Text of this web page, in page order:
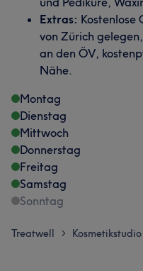
Extras: Kostenlose
von Zürich
an den ÖV,
Nähe.
Montag
Dienstag
Mittwoch
Donnerstag
Freitag
Samstag
Sonntag
Treatwell > Kosmetikstudio